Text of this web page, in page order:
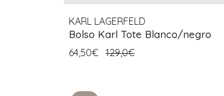
KARL LAGERFELD
Bolso Karl Tote Blanco/negro
64,50€ 129,0€